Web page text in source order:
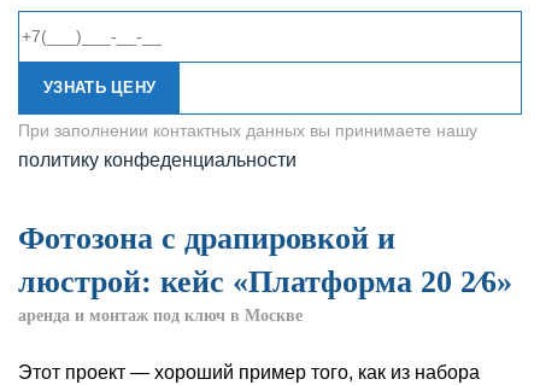
УЗНАТЬ ЦЕНУ
При заполнении контактных данных вы принимаете нашу
политику конфеденциальности
Фотозона с драпировкой и
люстрой: кейс «Платформа 20 2⁄6»
аренда и монтаж под ключ в Москве
Этот проект — хороший пример того, как из набора